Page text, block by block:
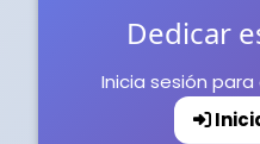
Dedicar
Inicia sesión